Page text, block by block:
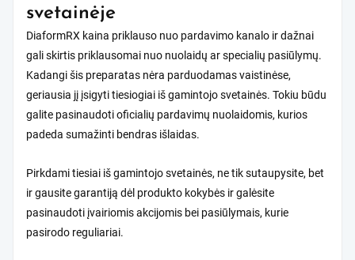
svetainėje
DiaformRX kaina priklauso nuo pardavimo kanalo ir dažnai
gali skirtis priklausomai nuo nuolaidų ar specialių pasiūlymų.
Kadangi šis preparatas nėra parduodamas vaistinėse,
geriausia jį įsigyti tiesiogiai iš gamintojo svetainės. Tokiu būdu
galite pasinaudoti oficialių pardavimų nuolaidomis, kurios
padeda sumažinti bendras išlaidas.
Pirkdami tiesiai iš gamintojo svetainės, ne tik sutaupysite, bet
ir gausite garantiją dėl produkto kokybės ir galėsite
pasinaudoti įvairiomis akcijomis bei pasiūlymais, kurie
pasirodo reguliariai.